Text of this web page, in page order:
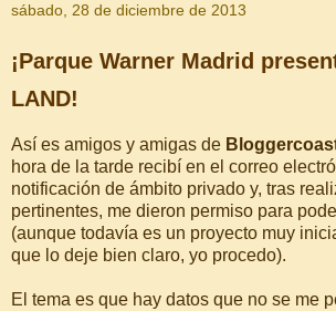
sábado, 28 de diciembre de 2013
¡Parque Warner Madrid
LAND!
Así es amigos y amigas de
hora de la tarde recibí en el correo
notificación de ámbito privado y, tras
pertinentes, me dieron permiso para
(aunque todavía es un proyecto muy
que lo deje bien claro, yo procedo).
El tema es que hay datos que no se me